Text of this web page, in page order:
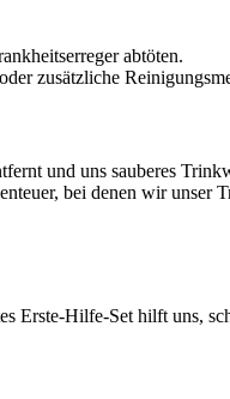
abtöten.
zusätzliche
und uns sauberes
bei denen wir unser
Erste-Hilfe-Set hilft uns,